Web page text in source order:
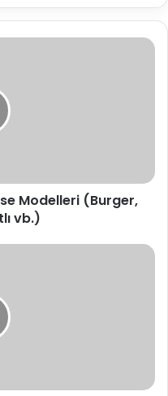
Modelleri (Burger,
vb.)